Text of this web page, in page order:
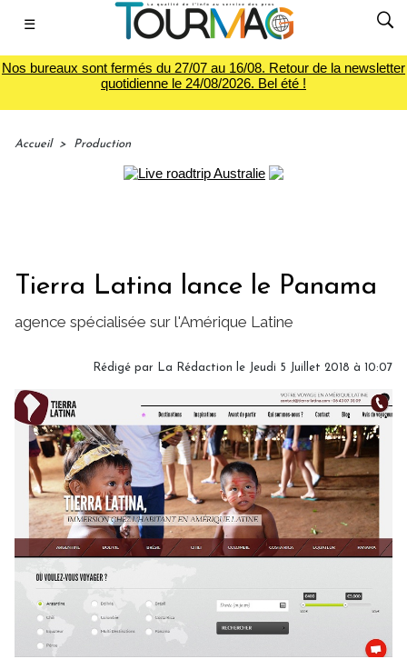
☰
Nos bureaux sont fermés du 27/07 au 16/08. Retour de la newsletter
quotidienne le 24/08/2026. Bel été !
Accueil > Production
Tierra Latina lance le Panama
agence spécialisée sur l'Amérique Latine
Rédigé par La Rédaction le Jeudi 5 Juillet 2018 à 10:07